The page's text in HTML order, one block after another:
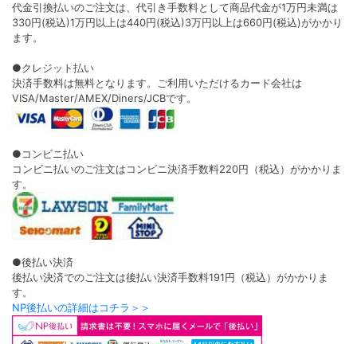
代金引換払いのご注文は、代引き手数料として商品代金が1万円未満は
330円(税込)1万円以上は440円(税込)3万円以上は660円(税込)がかかり
ます。
●クレジット払い
決済手数料は無料となります。ご利用いただけるカード会社は
VISA/Master/AMEX/Diners/JCBです。
●コンビニ払い
コンビニ払いのご注文はコンビニ決済手数料220円（税込）がかかりま
す。
●後払い決済
後払い決済でのご注文は後払い決済手数料191円（税込）がかかりま
す。
NP後払いの詳細はコチラ＞＞